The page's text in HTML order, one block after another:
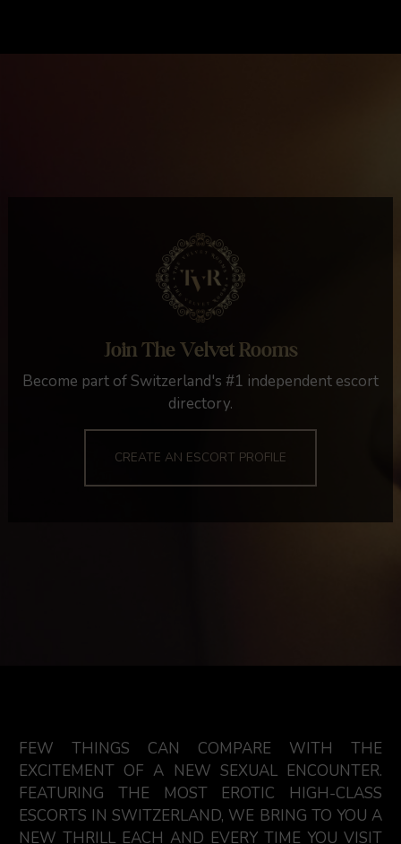
Join The Velvet Rooms
Become part of Switzerland's #1 independent escort
directory.
CREATE AN ESCORT PROFILE
FEW THINGS CAN COMPARE WITH THE
EXCITEMENT OF A NEW SEXUAL ENCOUNTER.
FEATURING THE MOST EROTIC HIGH-CLASS
ESCORTS IN SWITZERLAND, WE BRING TO YOU A
NEW THRILL EACH AND EVERY TIME YOU VISIT